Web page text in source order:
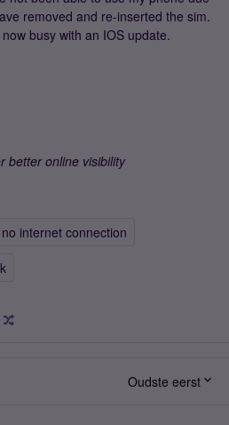
removed and re-inserted the sim.
busy with an IOS update.
better online visibility
no internet connection
Oudste eerst